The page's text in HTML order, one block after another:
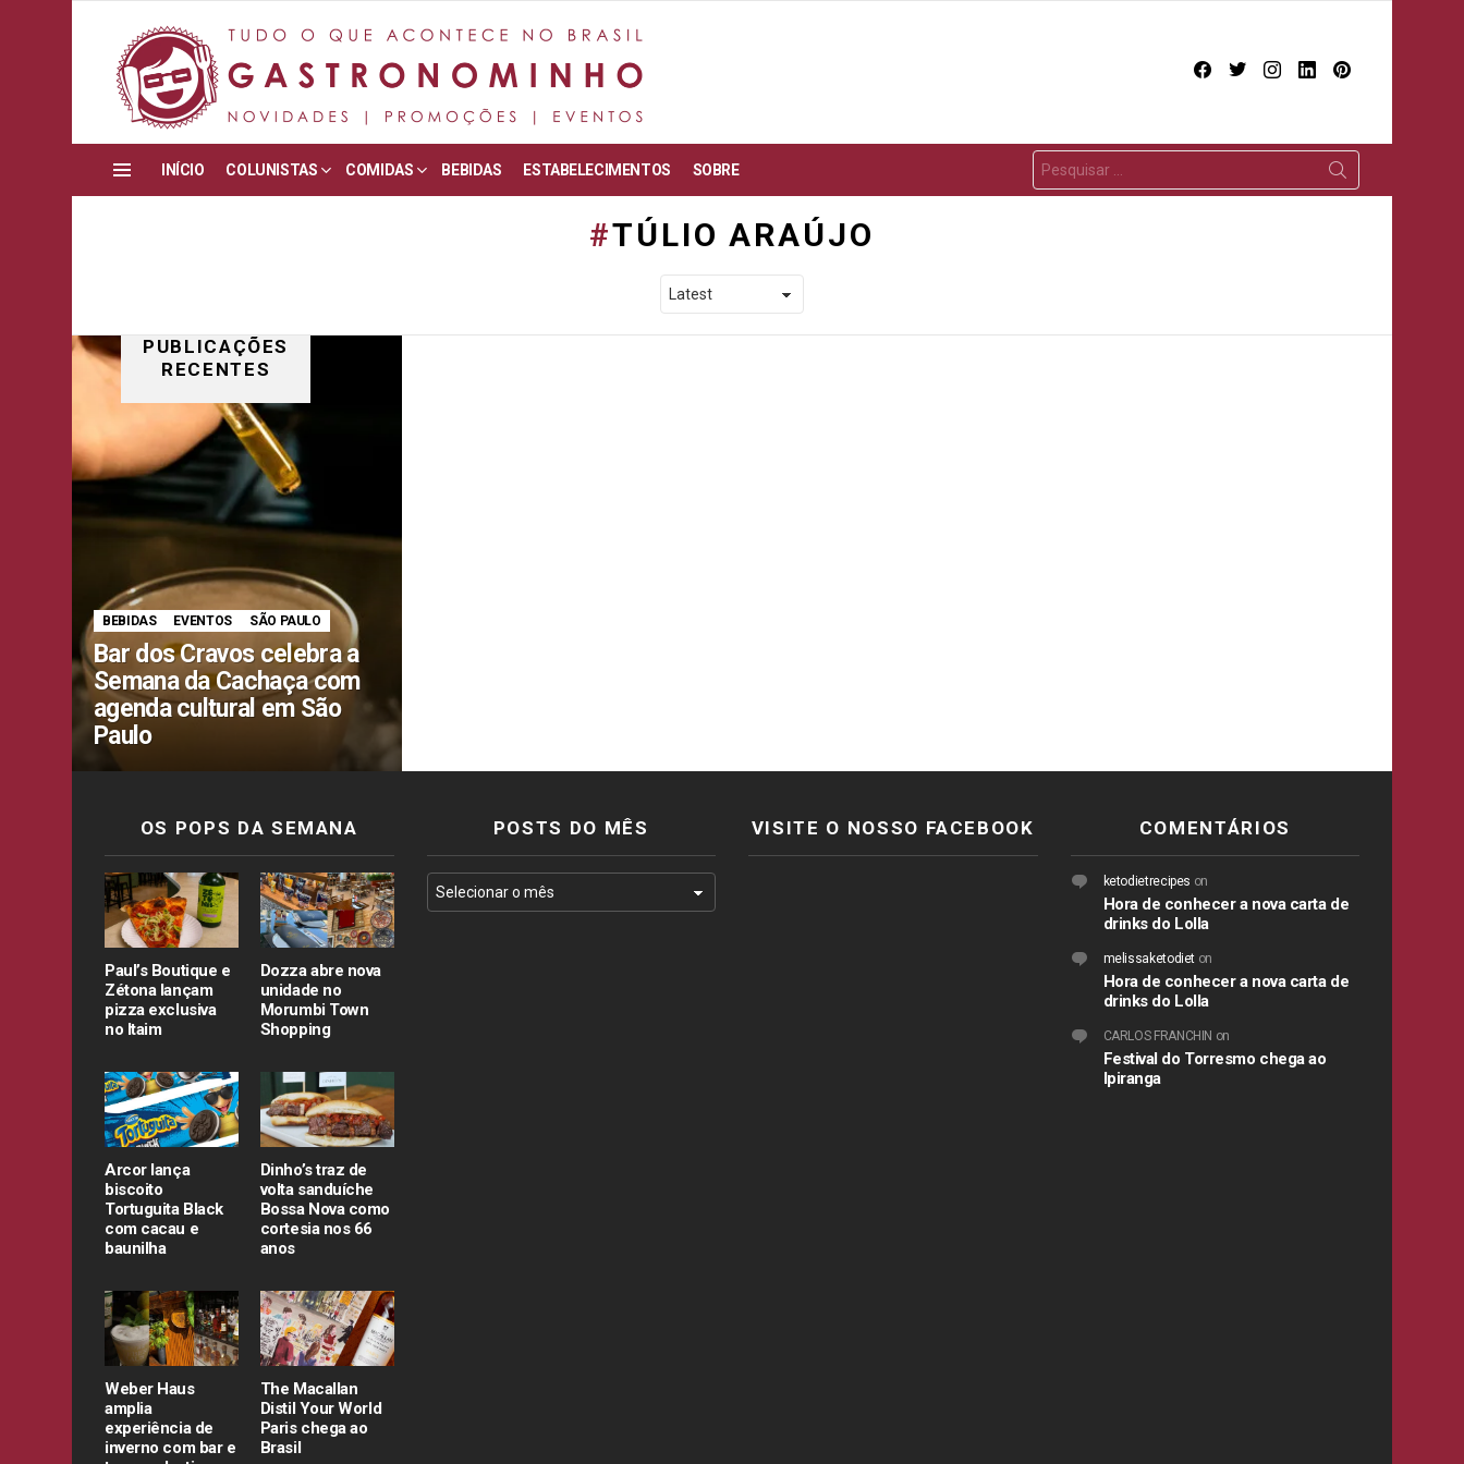
facebooktwitterinstagram
linkedin
INÍCIO COLUNISTAS COMIDAS BEBIDAS ESTABELECIMENTOS SOBRE
TÚLIO ARAÚJO
PUBLICAÇÕES
RECENTES
BEBIDAS EVENTOS SÃO PAULO
Bar dos Cravos celebra a
Semana da Cachaça com
agenda cultural em São
Paulo
OS POPS DA SEMANA
Paul’s Boutique e
Zétona lançam
pizza exclusiva
no Itaim
Dozza abre nova
unidade no
Morumbi Town
Shopping
Arcor lança
biscoito
Tortuguita Black
com cacau e
baunilha
Dinho’s traz de
volta sanduíche
Bossa Nova como
cortesia nos 66
anos
Weber Haus
amplia
experiência de
inverno com bar e
The Macallan
Distil Your World
Paris chega ao
Brasil
POSTS DO MÊS VISITE O NOSSO FACEBOOK COMENTÁRIOS
ketodietrecipes on
Hora de conhecer a nova carta de
drinks do Lolla
melissaketodiet on
Hora de conhecer a nova carta de
drinks do Lolla
CARLOS FRANCHIN on
Festival do Torresmo chega ao
Ipiranga